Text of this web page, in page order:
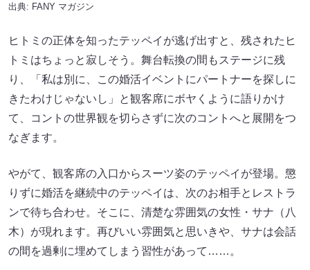
出典: FANY マガジン
ヒトミの正体を知ったテッペイが逃げ出すと、残されたヒ
トミはちょっと寂しそう。舞台転換の間もステージに残
り、「私は別に、この婚活イベントにパートナーを探しに
きたわけじゃないし」と観客席にボヤくように語りかけ
て、コントの世界観を切らさずに次のコントへと展開をつ
なぎます。
やがて、観客席の入口からスーツ姿のテッペイが登場。懲
りずに婚活を継続中のテッペイは、次のお相手とレストラ
ンで待ち合わせ。そこに、清楚な雰囲気の女性・サナ（八
木）が現れます。再びいい雰囲気と思いきや、サナは会話
の間を過剰に埋めてしまう習性があって……。